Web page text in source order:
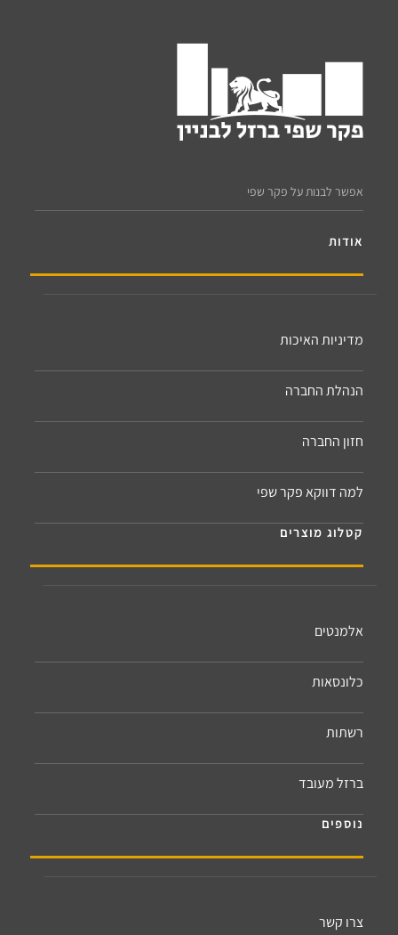
אפשר לבנות על פקר שפי
אודות
מדיניות האיכות
הנהלת החברה
חזון החברה
למה דווקא פקר שפי
קטלוג מוצרים
אלמנטים
כלונסאות
רשתות
ברזל מעובד
נוספים
צרו קשר